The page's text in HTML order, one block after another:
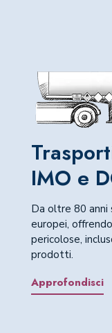
IMO e
Da oltre 80 anni
europei,
pericolose,
prodotti.
Approfondisci